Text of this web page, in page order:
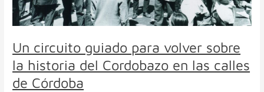
Un circuito guiado para volver sobre
la historia del Cordobazo en las calles
de Córdoba
las
calles
de